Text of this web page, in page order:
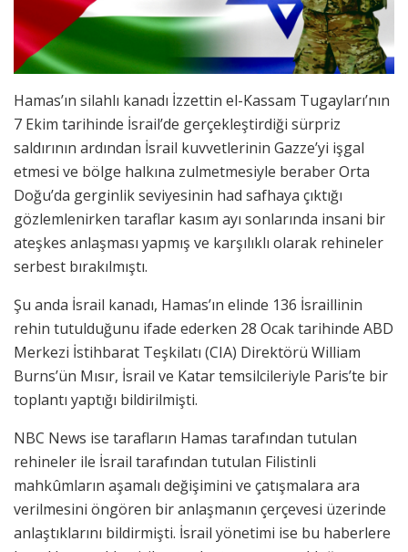
Hamas’ın silahlı kanadı İzzettin el-Kassam Tugayları’nın
7 Ekim tarihinde İsrail’de gerçekleştirdiği sürpriz
saldırının ardından İsrail kuvvetlerinin Gazze’yi işgal
etmesi ve bölge halkına zulmetmesiyle beraber Orta
Doğu’da gerginlik seviyesinin had safhaya çıktığı
gözlemlenirken taraflar kasım ayı sonlarında insani bir
ateşkes anlaşması yapmış ve karşılıklı olarak rehineler
serbest bırakılmıştı.
Şu anda İsrail kanadı, Hamas’ın elinde 136 İsraillinin
rehin tutulduğunu ifade ederken 28 Ocak tarihinde ABD
Merkezi İstihbarat Teşkilatı (CIA) Direktörü William
Burns’ün Mısır, İsrail ve Katar temsilcileriyle Paris’te bir
toplantı yaptığı bildirilmişti.
NBC News ise tarafların Hamas tarafından tutulan
rehineler ile İsrail tarafından tutulan Filistinli
mahkûmların aşamalı değişimini ve çatışmalara ara
verilmesini öngören bir anlaşmanın çerçevesi üzerinde
anlaştıklarını bildirmişti. İsrail yönetimi ise bu haberlere